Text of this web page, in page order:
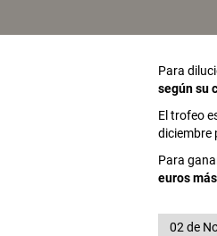
Para
según su
El trofeo
diciembre
Para
euros
02 de